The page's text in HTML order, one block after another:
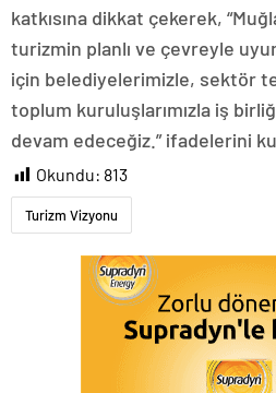
katkısına dikkat çekerek,
turizmin planlı ve çevreyle
için belediyelerimizle, sektör
toplum kuruluşlarımızla iş
devam edeceğiz.” ifadelerini
Okundu: 813
Turizm Vizyonu